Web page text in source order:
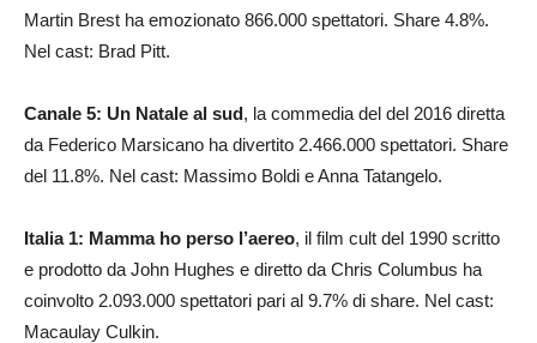
Martin Brest ha emozionato 866.000 spettatori. Share 4.8%.
Nel cast: Brad Pitt.
Canale 5: Un Natale al sud, la commedia del del 2016 diretta
da Federico Marsicano ha divertito 2.466.000 spettatori. Share
del 11.8%. Nel cast: Massimo Boldi e Anna Tatangelo.
Italia 1: Mamma ho perso l’aereo, il film cult del 1990 scritto
e prodotto da John Hughes e diretto da Chris Columbus ha
coinvolto 2.093.000 spettatori pari al 9.7% di share. Nel cast:
Macaulay Culkin.